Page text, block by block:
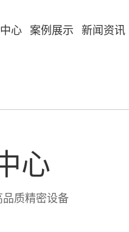
心 案例展示 新闻资讯
心
质精密设备